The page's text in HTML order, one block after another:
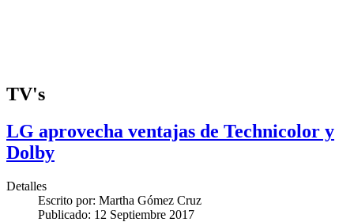
TV's
LG aprovecha ventajas de Technicolor y
Dolby
Detalles
Escrito por: Martha Gómez Cruz
Publicado: 12 Septiembre 2017